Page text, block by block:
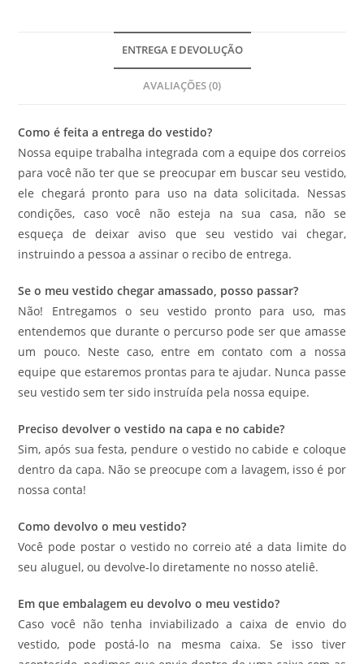
ENTREGA E DEVOLUÇÃO
AVALIAÇÕES (0)
Como é feita a entrega do vestido?
Nossa equipe trabalha integrada com a equipe dos correios
para você não ter que se preocupar em buscar seu vestido,
ele chegará pronto para uso na data solicitada. Nessas
condições, caso você não esteja na sua casa, não se
esqueça de deixar aviso que seu vestido vai chegar,
instruindo a pessoa a assinar o recibo de entrega.
Se o meu vestido chegar amassado, posso passar?
Não! Entregamos o seu vestido pronto para uso, mas
entendemos que durante o percurso pode ser que amasse
um pouco. Neste caso, entre em contato com a nossa
equipe que estaremos prontas para te ajudar. Nunca passe
seu vestido sem ter sido instruída pela nossa equipe.
Preciso devolver o vestido na capa e no cabide?
Sim, após sua festa, pendure o vestido no cabide e coloque
dentro da capa. Não se preocupe com a lavagem, isso é por
nossa conta!
Como devolvo o meu vestido?
Você pode postar o vestido no correio até a data limite do
seu aluguel, ou devolve-lo diretamente no nosso ateliê.
Em que embalagem eu devolvo o meu vestido?
Caso você não tenha inviabilizado a caixa de envio do
vestido, pode postá-lo na mesma caixa. Se isso tiver